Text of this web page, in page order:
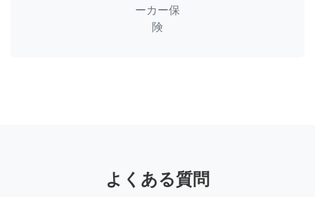
ーカー保
険
よくある質問